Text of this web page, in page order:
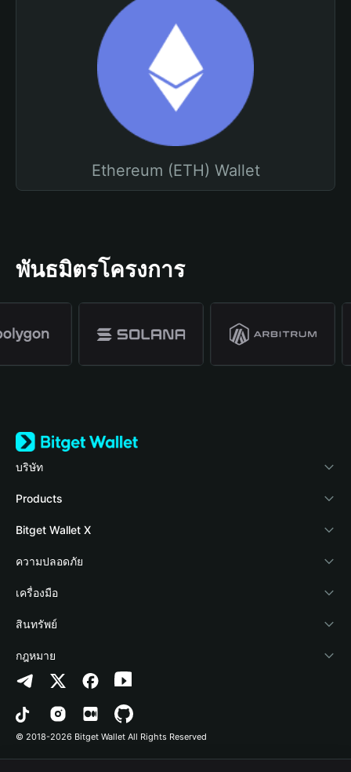
Ethereum (ETH) Wallet
พันธมิตรโครงการ
บริษัท
เกี่ยวกับ Bitget Wallet
Blog
Academy
ข่าวสารด้านคริปโต
ศูนย์ช่วยเหลือ
ติดต่อเรา
ทรัพยากรข้อมูลของแบรนด์
อาชีพ
Products
Crypto Card
Stablecoin Earn
Payfi Crypto
Crypto Swap API
Altcoin Season Index
Prediction Markets
DApp
Bitget Wallet X
นักพัฒนา
เชื่อมต่อ Wallet
Bitget Wallet Pay
ลิสต์โปรเจกต์
ความปลอดภัย
Protection Fund
เทคโนโลยีความปลอดภัย
เครื่องมือ
ซื้อคริปโต
การตรวจจับการอนุญาต
การตรวจจับสัญญา
การโอนเป็นชุด
สินทรัพย์
Arbitrum
Avalanche
Bitcoin
กฎหมาย
นโยบายความเป็นส่วนตัว
ข้อตกลงในการใช้บริการ
© 2018-2026 Bitget Wallet All Rights Reserved